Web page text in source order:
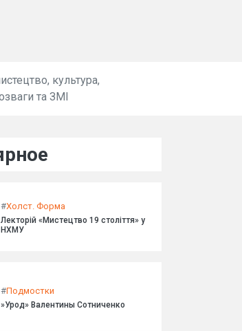
культура,
та ЗМІ
#Холст. Форма
Лекторій «Мистецтво 19 століття» у
НХМУ
#Подмостки
»Урод» Валентины Сотниченко